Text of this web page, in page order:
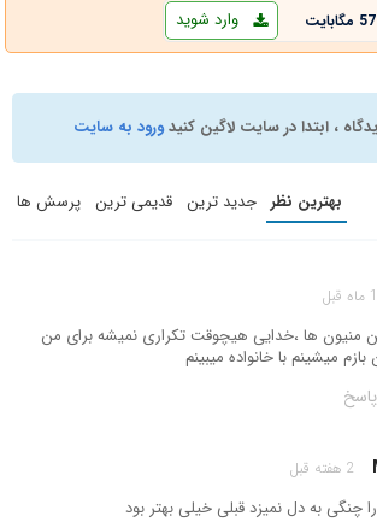
57 مگابایت وارد شوید
، ابتدا در سایت لاگین کنیدورود به سایت
بهترین نظر جدید ترین قدیمی ترین پرسش ها
1 ماه قبل
منیون ها ،خدایی هیچوقت تکراری نمیشه برای من
پاسخ
2 هفته قبل
چنگی به دل نمیزد قبلی خیلی بهتر بود